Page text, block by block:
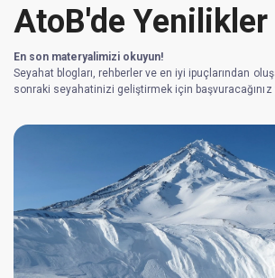
AtoB'de Yenilikler
En son materyalimizi okuyun!
Seyahat blogları, rehberler ve en iyi ipuçlarından
sonraki seyahatinizi geliştirmek için başvuracağınız